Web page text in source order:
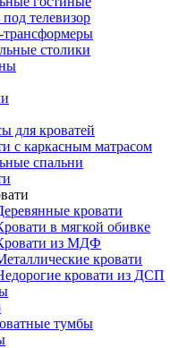
телевизор
столики
для кроватей
с каркасным матрасом
спальни
кровати
в мягкой обивке
из МДФ
кровати
кровати из ДСП
тумбы